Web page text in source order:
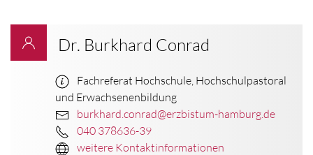
Dr. Burkhard Conrad
Fachreferat Hochschule, Hochschulpastoral
und Erwachsenenbildung
burkhard.conrad@erzbistum-hamburg.de
040 378636-39
weitere Kontaktinformationen